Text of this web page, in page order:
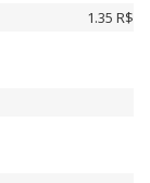
1.35 R$